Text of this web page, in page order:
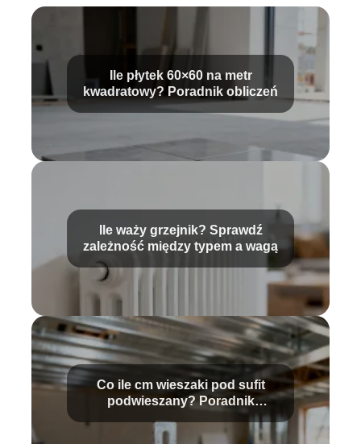
Ile płytek 60×60 na metr
kwadratowy? Poradnik obliczeń
Ile waży grzejnik? Sprawdź
zależność między typem a wagą
Co ile cm wieszaki pod sufit
podwieszany? Poradnik